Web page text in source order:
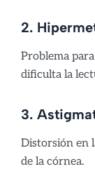
2.
Problema
dificulta la
3.
Distorsión en
de la córnea.